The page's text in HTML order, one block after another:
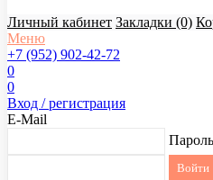
Личный кабинет Закладки (0)
Меню
+7 (952) 902-42-72
0
0
Вход / регистрация
E-Mail
Пароль